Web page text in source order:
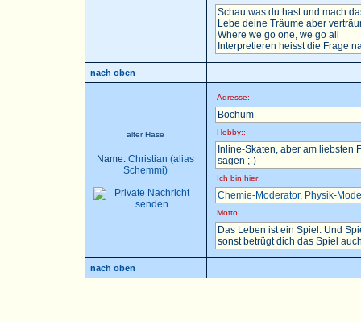
Schau was du hast und mach
Lebe deine Träume aber
Where we go one, we go all
Interpretieren heisst die Frage
nach oben
alter Hase
Name: Christian (alias
Schemmi)
Adresse:
Bochum
Hobby::
Inline-Skaten, aber am liebsten
sagen ;-)
Ich bin hier:
Chemie-Moderator, Physik-
Motto:
Das Leben ist ein Spiel. Und
sonst betrügt dich das Spiel
nach oben